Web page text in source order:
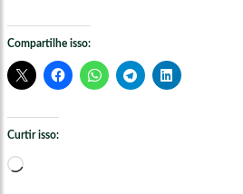
Compartilhe isso:
Curtir isso:
Carregando...